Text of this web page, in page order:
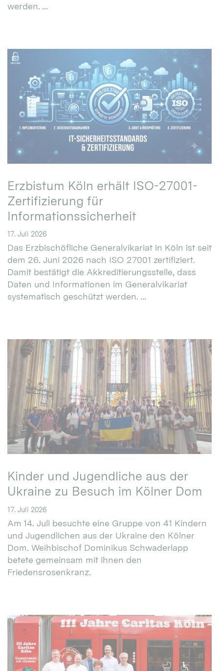
werden. ...
Erzbistum Köln erhält ISO-27001-
Zertifizierung für
Informationssicherheit
17. Juli 2026
Das Erzbischöfliche Generalvikariat in Köln ist seit
dem 26. Juni 2026 nach ISO 27001 zertifiziert.
Damit bestätigt die Akkreditierungsstelle, dass
Daten und Informationen im Generalvikariat
systematisch geschützt werden. ...
Kinder und Jugendliche aus der
Ukraine zu Besuch im Kölner Dom
17. Juli 2026
Am 14. Juli besuchte eine Gruppe von 41 Kindern
und Jugendlichen aus der Ukraine den Kölner
Dom. Weihbischof Dominikus Schwaderlapp
betete gemeinsam mit ihnen den
Friedensrosenkranz.